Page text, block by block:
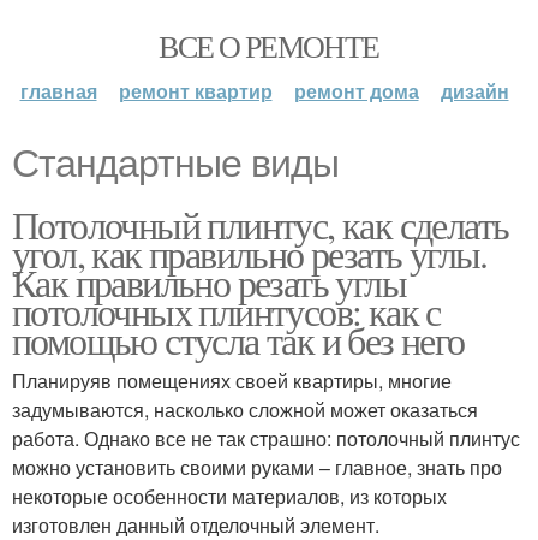
ВСЕ О РЕМОНТЕ
главная ремонт квартир ремонт дома дизайн
Стандартные виды
Потолочный плинтус, как сделать
угол, как правильно резать углы.
Как правильно резать углы
потолочных плинтусов: как с
помощью стусла так и без него
Планируяв помещениях своей квартиры, многие
задумываются, насколько сложной может оказаться
работа. Однако все не так страшно: потолочный плинтус
можно установить своими руками – главное, знать про
некоторые особенности материалов, из которых
изготовлен данный отделочный элемент.